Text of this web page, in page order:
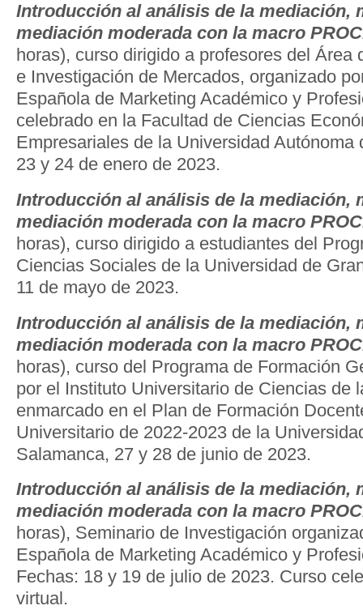
Introducción al análisis de la mediación,
mediación moderada con la macro
horas), curso dirigido a profesores del Área
e Investigación de Mercados, organizado
Española de Marketing Académico y
celebrado en la Facultad de Ciencias
Empresariales de la Universidad Autónoma
23 y 24 de enero de 2023.
Introducción al análisis de la mediación,
mediación moderada con la macro
horas), curso dirigido a estudiantes del
Ciencias Sociales de la Universidad de
11 de mayo de 2023.
Introducción al análisis de la mediación,
mediación moderada con la macro
horas), curso del Programa de Formación
por el Instituto Universitario de Ciencias de
enmarcado en el Plan de Formación
Universitario de 2022-2023 de la
Salamanca, 27 y 28 de junio de 2023.
Introducción al análisis de la mediación,
mediación moderada con la macro
horas), Seminario de Investigación
Española de Marketing Académico y
Fechas: 18 y 19 de julio de 2023. Curso
virtual.